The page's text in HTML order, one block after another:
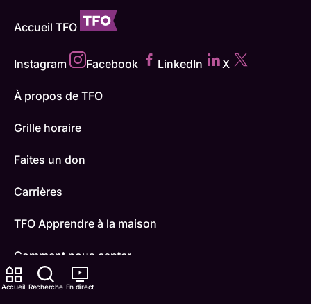
Accueil Recherche En direct
Accueil TFO
Instagram Facebook LinkedIn X
À propos de TFO
Grille horaire
Faites un don
Carrières
TFO Apprendre à la maison
Comment nous capter
Contactez-nous